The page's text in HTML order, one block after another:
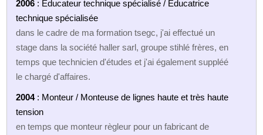
2006 : Educateur technique spécialisé / Educatrice
technique spécialisée
dans le cadre de ma formation tsegc, j'ai effectué un
stage dans la société haller sarl, groupe stihlé frères, en
temps que technicien d'études et j'ai également suppléé
le chargé d'affaires.
2004: Monteur / Monteuse de lignes haute et très haute
tension
en temps que monteur règleur pour un fabricant de